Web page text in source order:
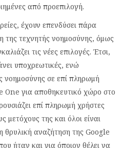
από προεπιλογή.
έχουν επενδύσει πάρα
τεχνητής νοημοσύνης, όμως
τις νέες επιλογές. Έτσι,
υποχρεωτικές, ενώ
νοημοσύνης σε επί πληρωμή
One για αποθηκευτικό χώρο στο
επί πληρωμή χρήστες
μετόχους της και όλοι είναι
αναζήτηση της Google
ήταν και για όποιον θέλει να